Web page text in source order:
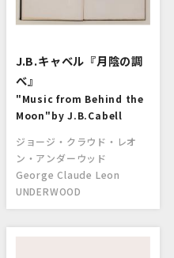
J.B.キャベル『月陰の調
べ』
"Music from Behind the
Moon"by J.B.Cabell
ジョージ・クラウド・レオ
ン・アンダーウッド
George Claude Leon
UNDERWOOD